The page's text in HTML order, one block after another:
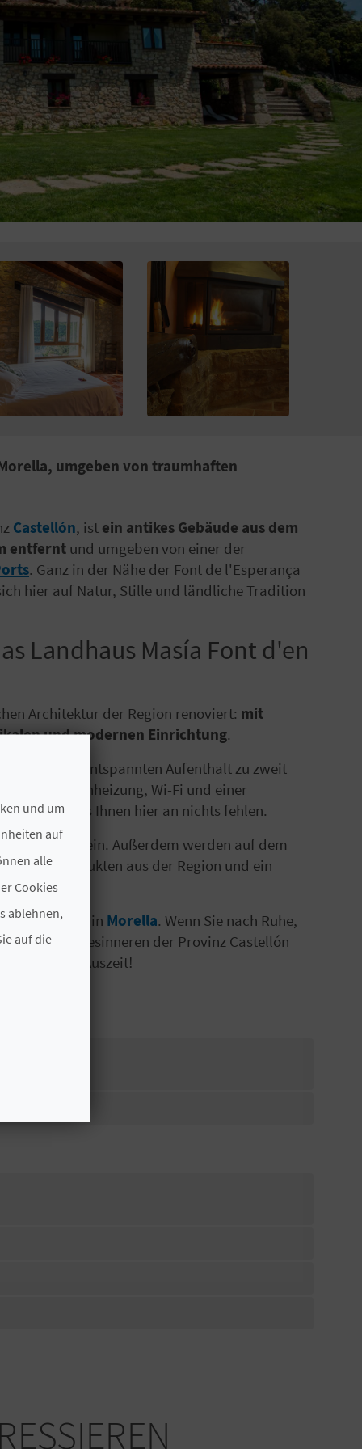
umgeben von traumhaften
Castellón, ist ein antikes Gebäude aus dem
entfernt und umgeben von einer der
. Ganz in der Nähe der Font de l'Esperança
hier auf Natur, Stille und ländliche Tradition
Landhaus Masía Font d'en
Architektur der Region renoviert: mit
und modernen Einrichtung.
für einen entspannten Aufenthalt zu zweit
Fußbodenheizung, Wi-Fi und einer
wird es Ihnen hier an nichts fehlen.
ein. Außerdem werden auf dem
mit Produkten aus der Region und ein
in Morella. Wenn Sie nach Ruhe,
im Landesinneren der Provinz Castellón
entspannte Auszeit!
und um
auf
alle
Cookies
ablehnen,
auf die